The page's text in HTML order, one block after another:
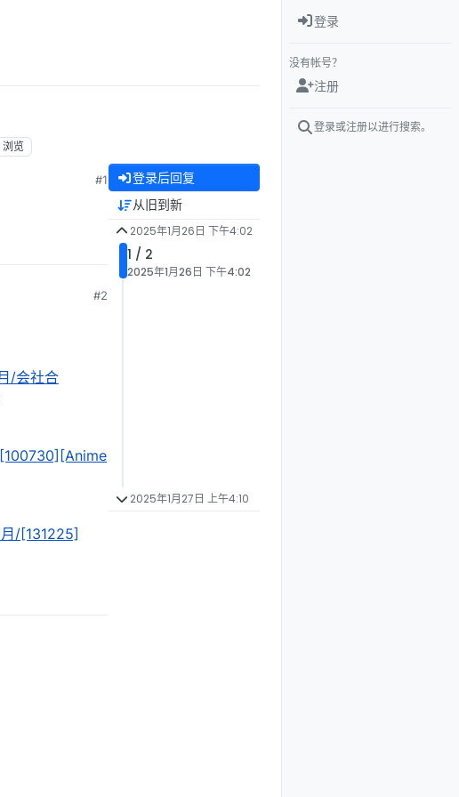
浏览
#1
#2
/会社合
/[131225]
登录后回复
从旧到新
2025年1月26日 下午4:02
1 / 2
2025年1月26日 下午4:02
2025年1月27日 上午4:10
登录
没有帐号？
注册
登录或注册以进行搜索。